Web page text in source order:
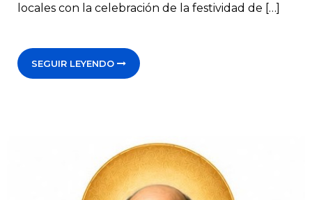
locales con la celebración de la festividad de […]
SEGUIR LEYENDO